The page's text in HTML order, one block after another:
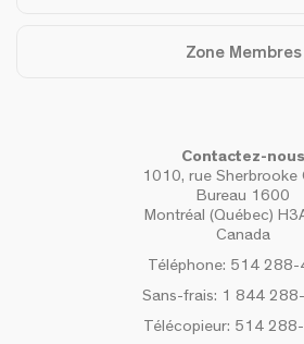
Zone Membres
Contactez-nous
1010, rue Sherbrooke
Bureau 1600
Montréal (Québec)
Canada
Téléphone: 514 288-
Sans-frais: 1 844
Télécopieur: 514